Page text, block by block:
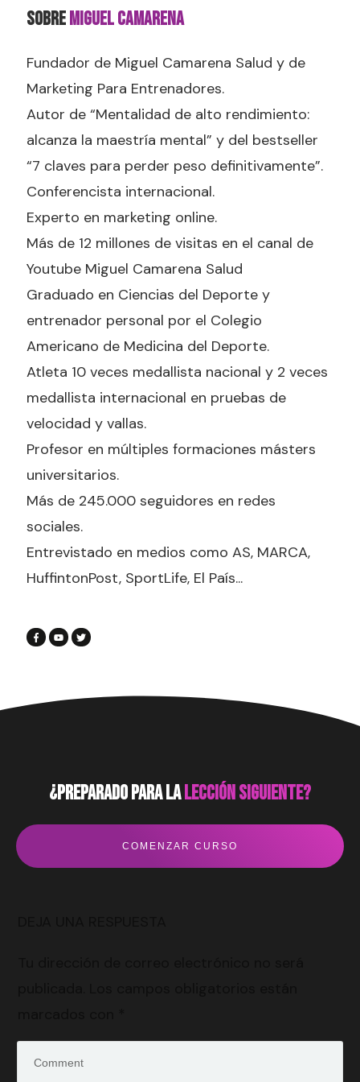
SOBRE Miguel Camarena
Fundador de Miguel Camarena Salud y de
Marketing Para Entrenadores.
Autor de “Mentalidad de alto rendimiento:
alcanza la maestría mental” y del bestseller
“7 claves para perder peso definitivamente”.
Conferencista internacional.
Experto en marketing online.
Más de 12 millones de visitas en el canal de
Youtube Miguel Camarena Salud
Graduado en Ciencias del Deporte y
entrenador personal por el Colegio
Americano de Medicina del Deporte.
Atleta 10 veces medallista nacional y 2 veces
medallista internacional en pruebas de
velocidad y vallas.
Profesor en múltiples formaciones másters
universitarios.
Más de 245.000 seguidores en redes
sociales.
Entrevistado en medios como AS, MARCA,
HuffintonPost, SportLife, El País...
¿preparado para lalección siguiente?
COMENZAR CURSO